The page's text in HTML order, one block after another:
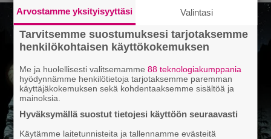
Arvostamme yksityisyyttäsi Valintasi
Tarvitsemme suostumuksesi tarjotaksemme
henkilökohtaisen käyttökokemuksen
Me ja huolellisesti valitsemamme88 teknologiakumppania
hyödynnämme henkilötietoja tarjotaksemme paremman
käyttäjäkokemuksen sekä kohdentaaksemme sisältöä ja
mainoksia.
Hyväksymällä suostut tietojesi käyttöön seuraavasti
Käytämme laitetunnisteita ja tallennamme evästeitä